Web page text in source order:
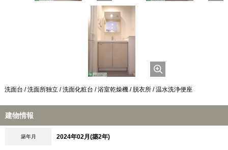
洗面台 / 洗面所独立 / 洗面化粧台 / 浴室乾燥機 / 脱衣所 / 温水洗浄便座
建物情報
築年月 2024年02月(築2年)